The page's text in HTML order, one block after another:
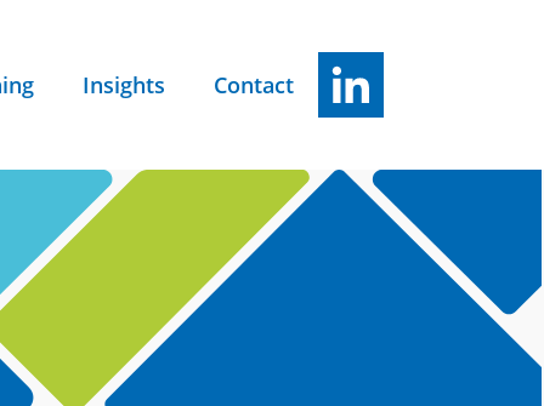
Insights Contact